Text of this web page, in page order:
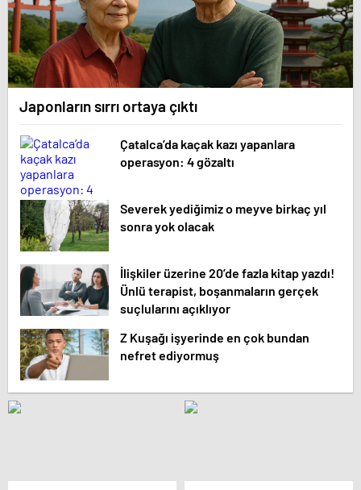
Japonların sırrı ortaya çıktı
Çatalca’da kaçak kazı yapanlara
operasyon: 4 gözaltı
Severek yediğimiz o meyve birkaç yıl
sonra yok olacak
İlişkiler üzerine 20’de fazla kitap yazdı!
Ünlü terapist, boşanmaların gerçek
suçlularını açıklıyor
Z Kuşağı işyerinde en çok bundan
nefret ediyormuş